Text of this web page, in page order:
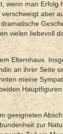
wenn man Erfolg
aber
vielen liebevoll
Elternhaus.
an ihrer Seite
meine
geeigneten
zur